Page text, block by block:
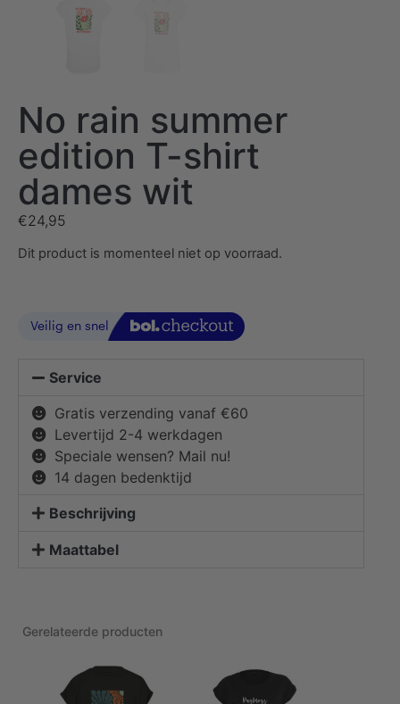
No rain summer
edition T-shirt
dames wit
€24,95
Dit product is momenteel niet op voorraad.
Service
Gratis verzending vanaf €60
Levertijd 2-4 werkdagen
Speciale wensen? Mail nu!
14 dagen bedenktijd
Beschrijving
Maattabel
Gerelateerde producten